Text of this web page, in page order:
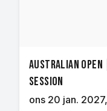
Australian Open
Session
ons 20 jan. 2027